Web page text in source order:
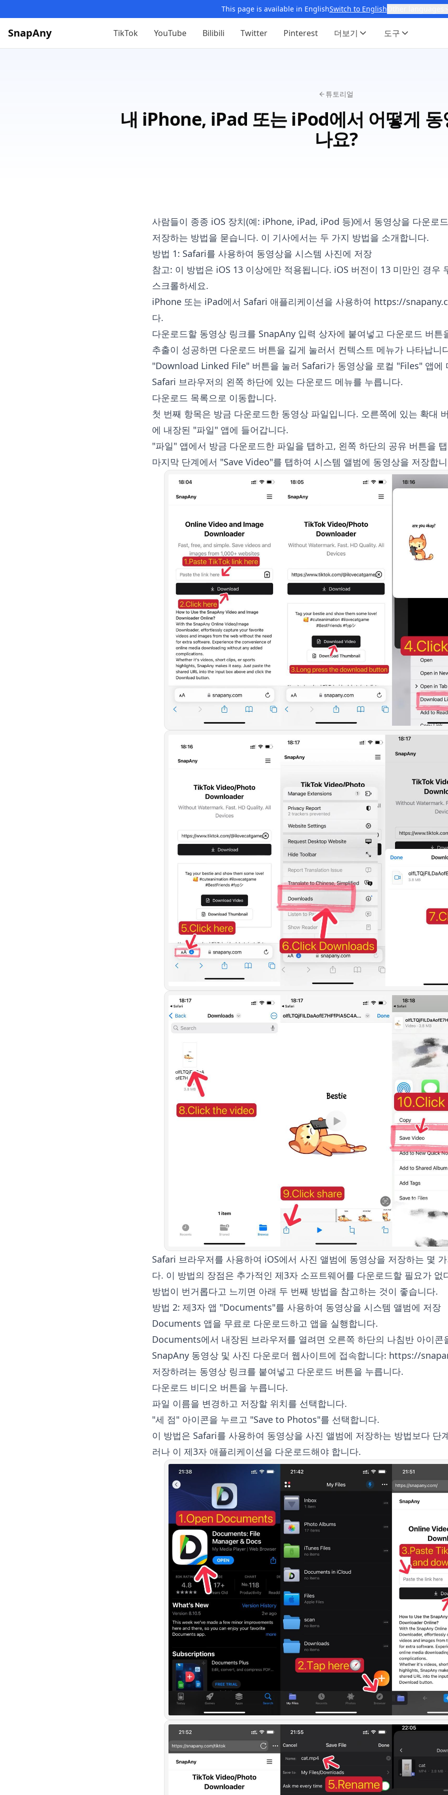
This page is available in EnglishSwitch to English
SnapAny TikTok YouTube Bilibili Twitter Pinterest 더보기 도구
튜토리얼
내 iPhone, iPad 또는 iPod에서 어떻게 동
나요?
사람들이 종종 iOS 장치(예: iPhone, iPad, iPod 등)에서 동영상을 다운로
저장하는 방법을 묻습니다. 이 기사에서는 두 가지 방법을 소개합니다.
방법 1: Safari를 사용하여 동영상을 시스템 사진에 저장
참고: 이 방법은 iOS 13 이상에만 적용됩니다. iOS 버전이 13 미만인 경우
스크롤하세요.
iPhone 또는 iPad에서 Safari 애플리케이션을 사용하여 https://
다.
다운로드할 동영상 링크를 SnapAny 입력 상자에 붙여넣고 다운로드 버튼
추출이 성공하면 다운로드 버튼을 길게 눌러서 컨텍스트 메뉴가 나타납니
"Download Linked File" 버튼을 눌러 Safari가 동영상을 로컬 "Files" 앱에
Safari 브라우저의 왼쪽 하단에 있는 다운로드 메뉴를 누릅니다.
다운로드 목록으로 이동합니다.
첫 번째 항목은 방금 다운로드한 동영상 파일입니다. 오른쪽에 있는 확대
에 내장된 "파일" 앱에 들어갑니다.
"파일" 앱에서 방금 다운로드한 파일을 탭하고, 왼쪽 하단의 공유 버튼을
마지막 단계에서 "Save Video"를 탭하여 시스템 앨범에 동영상을 저장합
Safari 브라우저를 사용하여 iOS에서 사진 앨범에 동영상을 저장하는 몇
다. 이 방법의 장점은 추가적인 제3자 소프트웨어를 다운로드할 필요가 없
방법이 번거롭다고 느끼면 아래 두 번째 방법을 참고하는 것이 좋습니다.
방법 2: 제3자 앱 "Documents"를 사용하여 동영상을 시스템 앨범에 저장
Documents 앱을 무료로 다운로드하고 앱을 실행합니다.
Documents에서 내장된 브라우저를 열려면 오른쪽 하단의 나침반 아이콘
SnapAny 동영상 및 사진 다운로더 웹사이트에 접속합니다: https://
저장하려는 동영상 링크를 붙여넣고 다운로드 버튼을 누릅니다.
다운로드 비디오 버튼을 누릅니다.
파일 이름을 변경하고 저장할 위치를 선택합니다.
"세 점" 아이콘을 누르고 "Save to Photos"를 선택합니다.
이 방법은 Safari를 사용하여 동영상을 사진 앨범에 저장하는 방법보다 단
러나 이 제3자 애플리케이션을 다운로드해야 합니다.